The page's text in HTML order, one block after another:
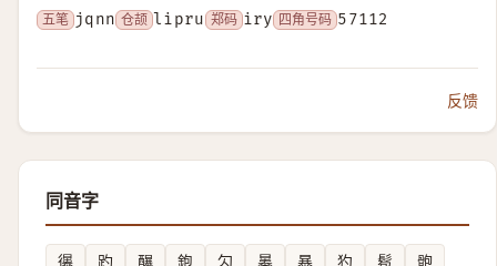
五笔 jqnn 仓颉 lipru 郑码 iry 四角号码 57112
反馈
同音字
忁 趵 䤖 鉋 勽 曓 暴 犳 髱
骲